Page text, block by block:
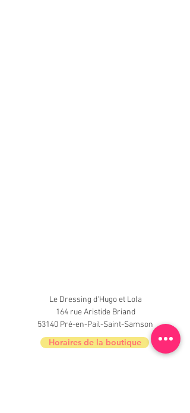
Le Dressing d'Hugo et Lola
164 rue Aristide Briand
53140 Pré-en-Pail-Saint-Samson
Horaires de la boutique